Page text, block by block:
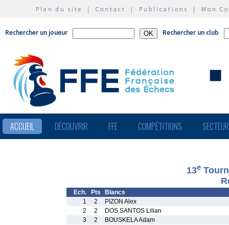
Plan du site | Contact | Publications | Mon
Rechercher un joueur Rechercher un club
ACCUEIL DÉCOUVRIR FFE COMPÉTITIONS
13e
Ech. Pts
Blancs
1
2
PIZON Alex
2
2
DOS SANTOS Lilian
3
2 BOUSKELA Adam